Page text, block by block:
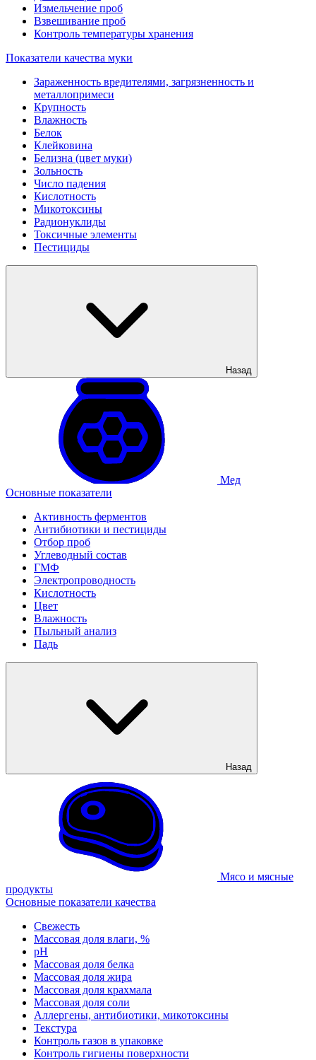
Измельчение проб
Взвешивание проб
Контроль температуры хранения
Показатели качества муки
Зараженность вредителями, загрязненность и
металлопримеси
Крупность
Влажность
Белок
Клейковина
Белизна (цвет муки)
Зольность
Число падения
Кислотность
Микотоксины
Радионуклиды
Токсичные элементы
Пестициды
Назад
Мед
Основные показатели
Активность ферментов
Антибиотики и пестициды
Отбор проб
Углеводный состав
ГМФ
Электропроводность
Кислотность
Цвет
Влажность
Пыльный анализ
Падь
Назад
Мясо и мясные
продукты
Основные показатели качества
Свежесть
Массовая доля влаги, %
рН
Массовая доля белка
Массовая доля жира
Массовая доля крахмала
Массовая доля соли
Аллергены, антибиотики, микотоксины
Текстура
Контроль газов в упаковке
Контроль гигиены поверхности